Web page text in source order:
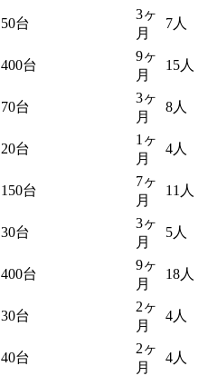
50台
3ヶ
月
7人
400台
9ヶ
月
15人
70台
3ヶ
月
8人
20台
1ヶ
月
4人
150台
7ヶ
月
11人
30台
3ヶ
月
5人
400台
9ヶ
月
18人
30台
2ヶ
月
4人
40台
2ヶ
月
4人